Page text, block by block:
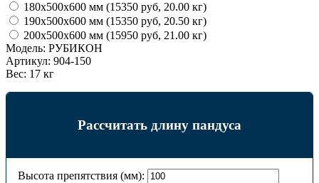
180х500х600 мм (15350 руб, 20.00 кг)
190х500х600 мм (15350 руб, 20.50 кг)
200х500х600 мм (15950 руб, 21.00 кг)
Модель: РУБИКОН
Артикул: 904-150
Вес: 17 кг
Рассчитать длину пандуса
Высота препятствия (мм):